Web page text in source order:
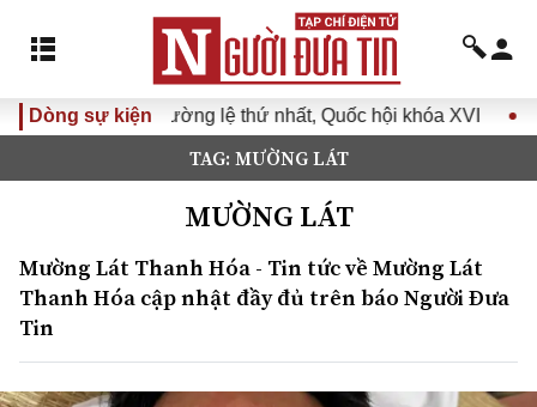
Dòng sự kiện
thứ nhất, Quốc hội khóa XVI Đưa Nghị quyết Đại hội
TAG: MƯỜNG LÁT
MƯỜNG LÁT
Mường Lát Thanh Hóa - Tin tức về Mường Lát
Thanh Hóa cập nhật đầy đủ trên báo Người Đưa
Tin